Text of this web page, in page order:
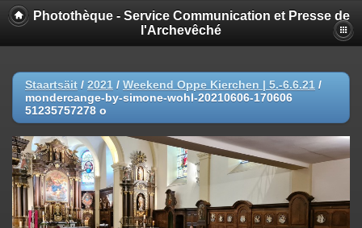
Photothèque - Service Communication et Presse de
l'Archevêché
Staartsäit / 2021 / Weekend Oppe Kierchen | 5.-6.6.21 /
mondercange-by-simone-wohl-20210606-170606
51235757278 o